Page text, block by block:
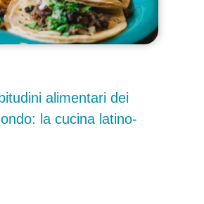
alimentari dei
la cucina latino-